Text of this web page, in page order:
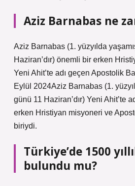
Aziz Barnabas ne
Aziz Barnabas (1. yüzyılda
Haziran’dır) önemli bir erken
Yeni Ahit’te adı geçen Apostolik
Eylül 2024Aziz Barnabas (1.
günü 11 Haziran’dır) Yeni Ahit’te
erken Hristiyan misyoneri ve
biriydi.
Türkiye’de 1500
bulundu mu?